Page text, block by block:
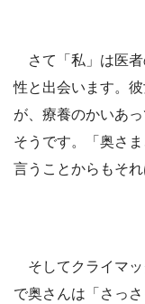
さて「私」は医者
性と出会います。
が、療養のかいあ
そうです。「奥さ
言うことからもそ
そしてクライマッ
で奥さんは「さっ